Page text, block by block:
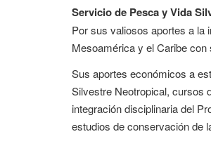
Servicio de Pesca y Vida
Por sus valiosos aportes a la
Mesoamérica y el Caribe
Sus aportes económicos a
Silvestre Neotropical, cursos
integración disciplinaria del
estudios de conservación de